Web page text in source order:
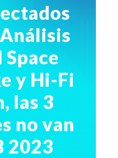
Space
y Hi-Fi
las 3
no van
2023